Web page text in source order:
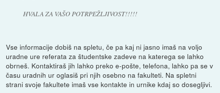
HVALA ZA VAŠO POTRPEŽLJIVOST!!!!!
Vse informacije dobiš na spletu, če pa kaj ni jasno imaš na voljo
uradne ure referata za študentske zadeve na katerega se lahko
obrneš. Kontaktiraš jih lahko preko e-pošte, telefona, lahko pa se v
času uradnih ur oglasiš pri njih osebno na fakulteti. Na spletni
strani svoje fakultete imaš vse kontakte in urnike kdaj so dosegljivi.